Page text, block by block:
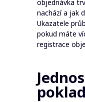
objednávka
nachází a jak
Ukazatele
pokud máte
registrace